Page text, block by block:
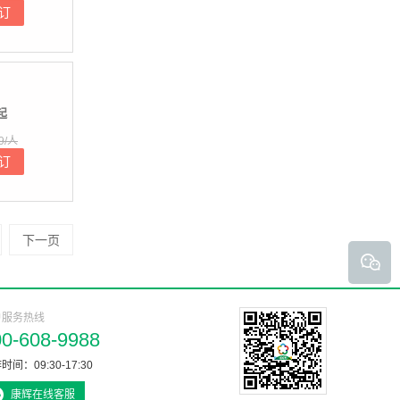
人
下一页
服务热线
608-9988
间：09:30-17:30
康辉在线客服